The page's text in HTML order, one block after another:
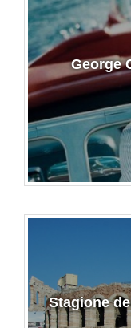
George
Stagione